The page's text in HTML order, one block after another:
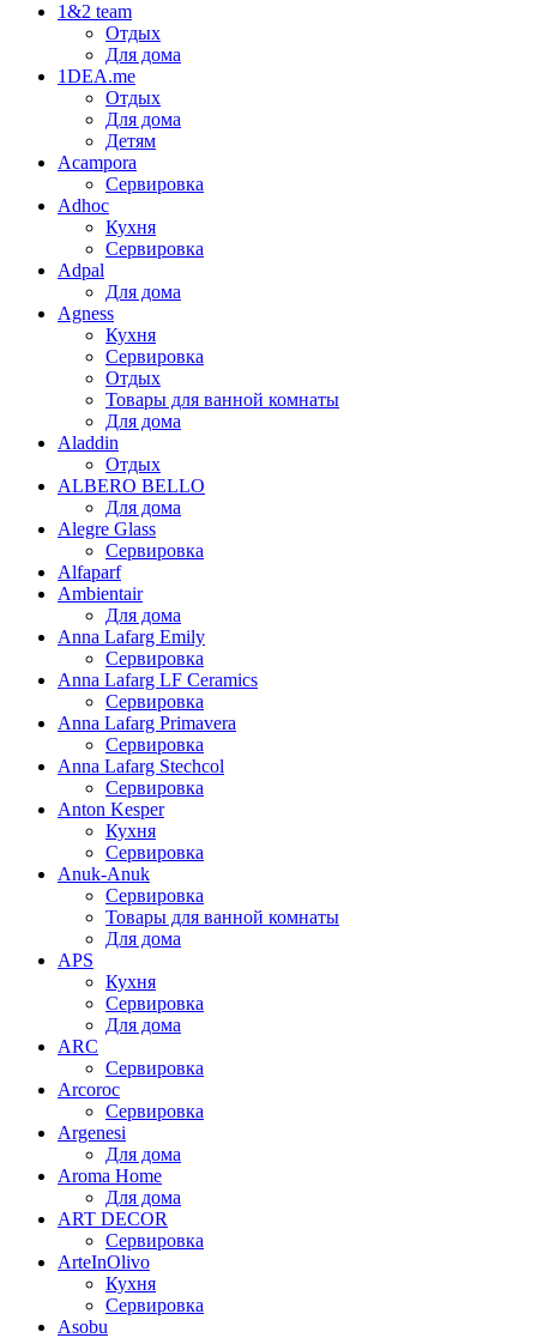
1&2 team
Отдых
Для дома
1DEA.me
Отдых
Для дома
Детям
Acampora
Сервировка
Adhoc
Кухня
Сервировка
Adpal
Для дома
Agness
Кухня
Сервировка
Отдых
Товары для ванной комнаты
Для дома
Aladdin
Отдых
ALBERO BELLO
Для дома
Alegre Glass
Сервировка
Alfaparf
Ambientair
Для дома
Anna Lafarg Emily
Сервировка
Anna Lafarg LF Ceramics
Сервировка
Anna Lafarg Primavera
Сервировка
Anna Lafarg Stechcol
Сервировка
Anton Kesper
Кухня
Сервировка
Anuk-Anuk
Сервировка
Товары для ванной комнаты
Для дома
APS
Кухня
Сервировка
Для дома
ARC
Сервировка
Arcoroc
Сервировка
Argenesi
Для дома
Aroma Home
Для дома
ART DECOR
Сервировка
ArteInOlivo
Кухня
Сервировка
Asobu